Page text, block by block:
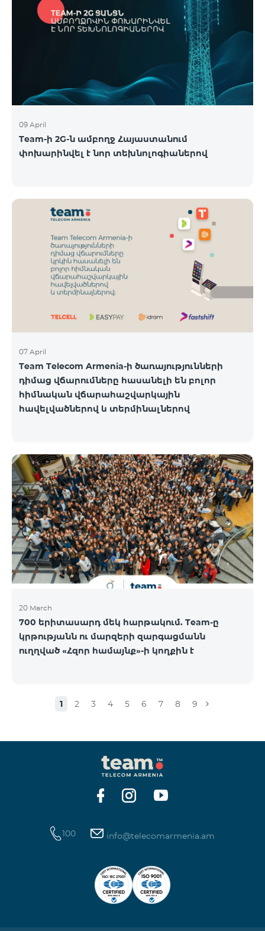
09 April
Team-ի 2G-ն ամբողջ Հայաստանում
փոխարինվել է նոր տեխնոլոգիաներով
07 April
Team Telecom Armenia-ի ծառայությունների
դիմաց վճարումները հասանելի են բոլոր
հիմնական վճարահաշվարկային
հավելվածներով և տերմինալներով
20 March
700 երիտասարդ մեկ հարթակում. Team-ը
կրթությանն ու մարզերի զարգացմանն
ուղղված «Հզոր համայնք»-ի կողքին է
1 2 3 4 5 6 7 8 9
100 info@telecomarmenia.am